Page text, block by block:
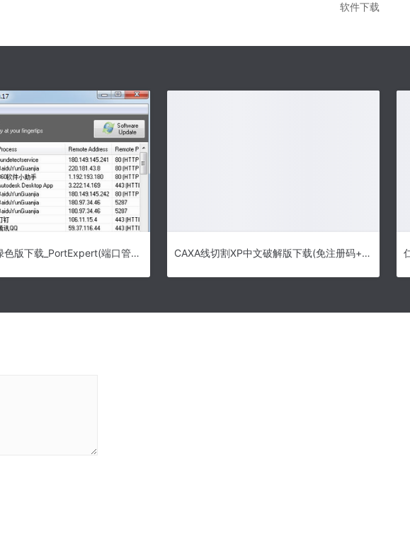
软件下载
PortExpert绿色版下载_PortExpert(端口管理工具) v1.8.0.17 电脑版 CAXA线切割XP中文破解版下载(免注册码+教程)